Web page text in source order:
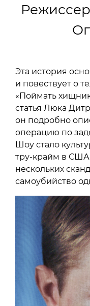
Эта история
и повествует о
«Поймать
статья Люка
он подробно
операцию по
Шоу стало
тру-крайм в
нескольких
самоубийство